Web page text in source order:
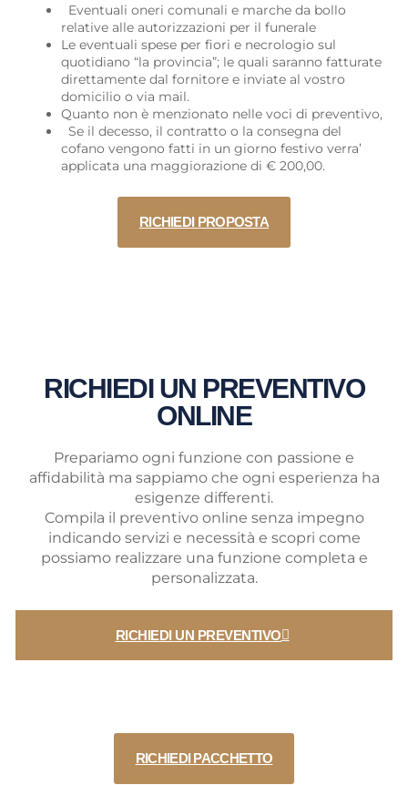
Eventuali oneri comunali e marche da bollo
relative alle autorizzazioni per il funerale
Le eventuali spese per fiori e necrologio sul
quotidiano “la provincia”; le quali saranno fatturate
direttamente dal fornitore e inviate al vostro
domicilio o via mail.
Quanto non è menzionato nelle voci di preventivo,
Se il decesso, il contratto o la consegna del
cofano vengono fatti in un giorno festivo verra’
applicata una maggiorazione di € 200,00.
RICHIEDI PROPOSTA
RICHIEDI UN PREVENTIVO
ONLINE
Prepariamo ogni funzione con passione e
affidabilità ma sappiamo che ogni esperienza ha
esigenze differenti.
Compila il preventivo online senza impegno
indicando servizi e necessità e scopri come
possiamo realizzare una funzione completa e
personalizzata.
RICHIEDI UN PREVENTIVO
RICHIEDI PACCHETTO